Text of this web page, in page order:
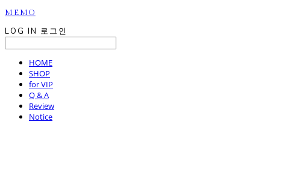
MEMO
LOG IN
로그인
HOME
SHOP
for VIP
Q & A
Review
Notice